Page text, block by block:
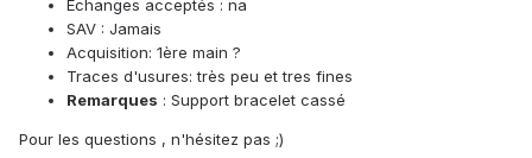
Echanges acceptés : na
SAV : Jamais
Acquisition: 1ère main ?
Traces d'usures: très peu et tres fines
Remarques : Support bracelet cassé
Pour les questions , n'hésitez pas ;)